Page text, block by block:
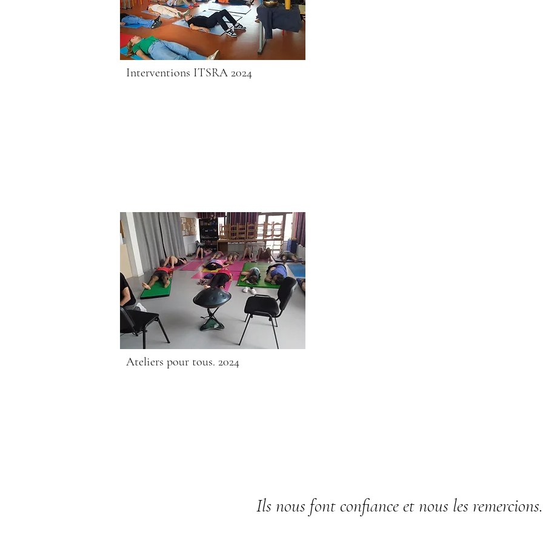
Interventions ITSRA 2024
Ateliers pour tous. 2024
Ils nous font confiance et nous les remercions.